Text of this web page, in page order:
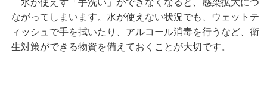
水が使えず「手洗い」ができなくなると、感染拡大につ
ながってしまいます。水が使えない状況でも、ウェットテ
ィッシュで手を拭いたり、アルコール消毒を行うなど、衛
生対策ができる物資を備えておくことが大切です。